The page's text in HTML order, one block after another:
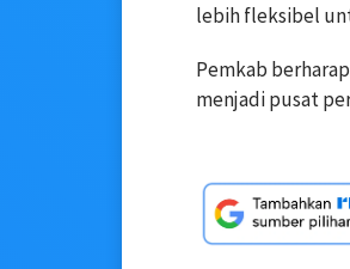
lebih fleksibel
Pemkab
menjadi pusat